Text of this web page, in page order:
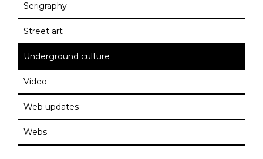
Serigraphy
Street art
Underground culture
Video
Web updates
Webs